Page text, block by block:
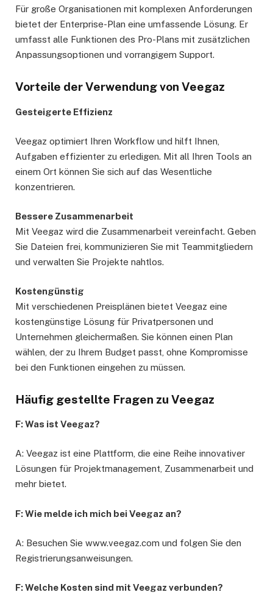
Für große Organisationen mit komplexen Anforderungen
bietet der Enterprise-Plan eine umfassende Lösung. Er
umfasst alle Funktionen des Pro-Plans mit zusätzlichen
Anpassungsoptionen und vorrangigem Support.
Vorteile der Verwendung von Veegaz
Gesteigerte Effizienz
Veegaz optimiert Ihren Workflow und hilft Ihnen,
Aufgaben effizienter zu erledigen. Mit all Ihren Tools an
einem Ort können Sie sich auf das Wesentliche
konzentrieren.
Bessere Zusammenarbeit
Mit Veegaz wird die Zusammenarbeit vereinfacht. Geben
Sie Dateien frei, kommunizieren Sie mit Teammitgliedern
und verwalten Sie Projekte nahtlos.
Kostengünstig
Mit verschiedenen Preisplänen bietet Veegaz eine
kostengünstige Lösung für Privatpersonen und
Unternehmen gleichermaßen. Sie können einen Plan
wählen, der zu Ihrem Budget passt, ohne Kompromisse
bei den Funktionen eingehen zu müssen.
Häufig gestellte Fragen zu Veegaz
F: Was ist Veegaz?
A: Veegaz ist eine Plattform, die eine Reihe innovativer
Lösungen für Projektmanagement, Zusammenarbeit und
mehr bietet.
F: Wie melde ich mich bei Veegaz an?
A: Besuchen Sie www.veegaz.com und folgen Sie den
Registrierungsanweisungen.
F: Welche Kosten sind mit Veegaz verbunden?